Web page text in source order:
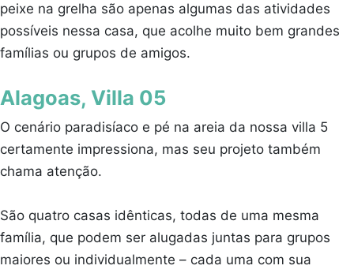
peixe na grelha são apenas algumas das atividades
possíveis nessa casa, que acolhe muito bem grandes
famílias ou grupos de amigos.
Alagoas, Villa 05
O cenário paradisíaco e pé na areia da nossa villa 5
certamente impressiona, mas seu projeto também
chama atenção.
São quatro casas idênticas, todas de uma mesma
família, que podem ser alugadas juntas para grupos
maiores ou individualmente – cada uma com sua